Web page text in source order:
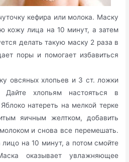
кефира или молока. Маску
кожу лица на 10 минут, а затем
делать такую маску 2 раза в
поры и помогает избавиться
овсяных хлопьев и 3 ст. ложки
Дайте хлопьям настояться в
натереть на мелкой терке
яичным желтком, добавить
и снова все перемешать.
на 10 минут, а потом смойте
оказывает увлажняющее